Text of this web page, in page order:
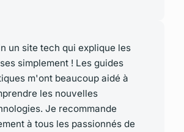
un site tech qui explique les
simplement ! Les guides
m'ont beaucoup aidé à
les nouvelles
Je recommande
à tous les passionnés de